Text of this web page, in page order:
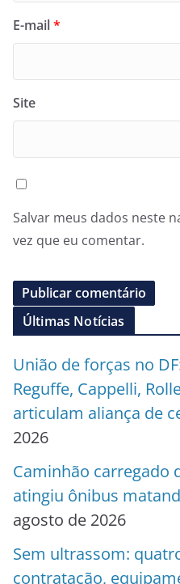
E-mail*
Site
Salvar meus dados neste
vez que eu comentar.
Últimas Notícias
União de forças no
Reguffe, Cappelli,
articulam aliança de
2026
Caminhão carregado
atingiu ônibus
agosto de 2026
Sem ultrassom:
contratação,